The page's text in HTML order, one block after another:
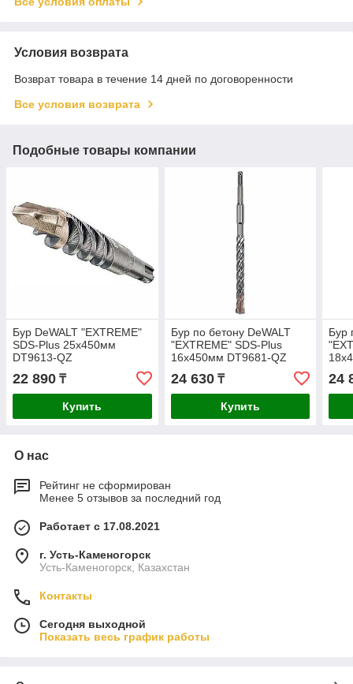
Условия возврата
Возврат товара в течение 14 дней по договоренности
Все условия возврата
Подобные товары компании
Бур DeWALT "EXTREME"
SDS-Plus 25х450мм
DT9613-QZ
22 890 ₸
Купить
Бур по бетону DeWALT
"EXTREME" SDS-Plus
16х450мм DT9681-QZ
24 630₸
Купить
Бур
24
О нас
Рейтинг не сформирован
Менее 5 отзывов за последний год
Работает с 17.08.2021
г. Усть-Каменогорск
Усть-Каменогорск, Казахстан
Контакты
Сегодня выходной
Показать весь график работы